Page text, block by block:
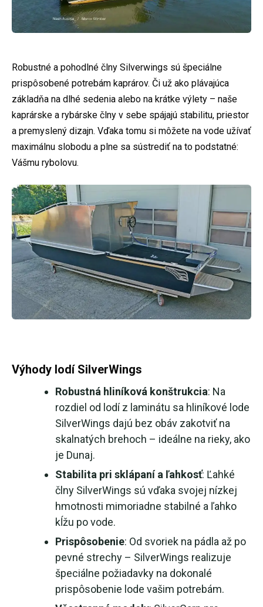
Robustné a pohodlné člny Silverwings sú špeciálne
prispôsobené potrebám kaprárov. Či už ako plávajúca
základňa na dlhé sedenia alebo na krátke výlety – naše
kaprárske a rybárske člny v sebe spájajú stabilitu, priestor
a premyslený dizajn. Vďaka tomu si môžete na vode užívať
maximálnu slobodu a plne sa sústrediť na to podstatné:
Vášmu rybolovu.
Výhody lodí SilverWings
Robustná hliníková konštrukcia: Na
rozdiel od lodí z laminátu sa hliníkové lode
SilverWings dajú bez obáv zakotviť na
skalnatých brehoch – ideálne na rieky, ako
je Dunaj.
Stabilita pri sklápaní a ľahkosť: Ľahké
člny SilverWings sú vďaka svojej nízkej
hmotnosti mimoriadne stabilné a ľahko
kĺžu po vode.
Prispôsobenie: Od svoriek na pádla až po
pevné strechy – SilverWings realizuje
špeciálne požiadavky na dokonalé
prispôsobenie lode vašim potrebám.